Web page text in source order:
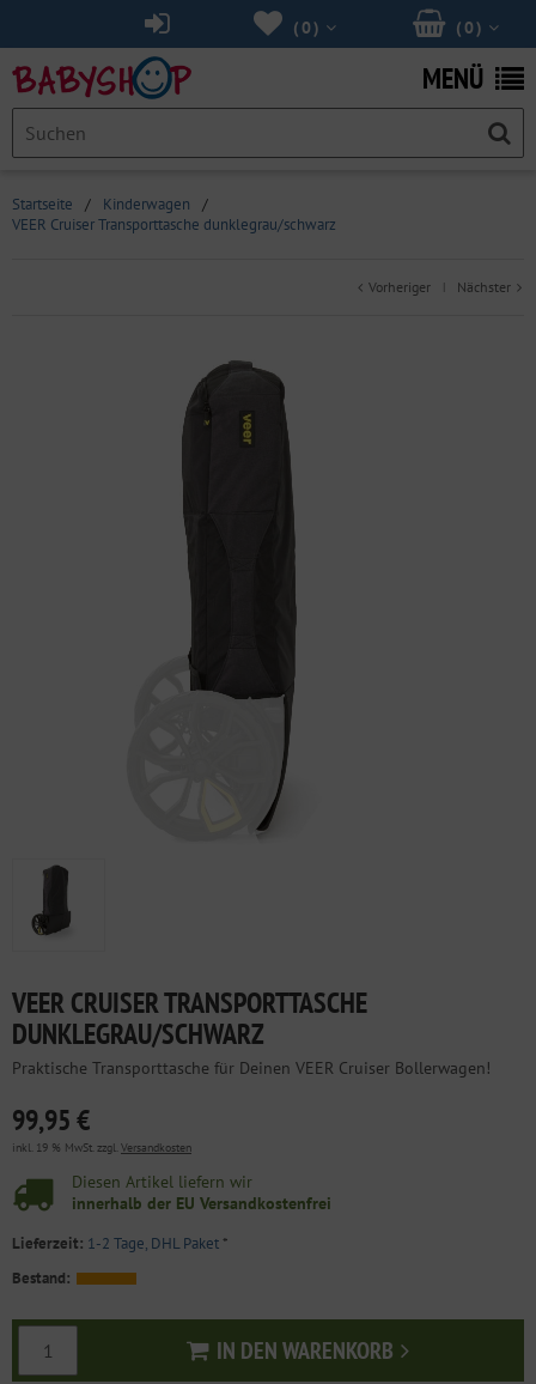
(0 )
(0 )
MENÜ
Startseite / Kinderwagen
/
VEER Cruiser Transporttasche dunklegrau/schwarz
Vorheriger | Nächster
VEER CRUISER TRANSPORTTASCHE
DUNKLEGRAU/SCHWARZ
Praktische Transporttasche für Deinen VEER Cruiser Bollerwagen!
99,95 €
inkl. 19 % MwSt. zzgl. Versandkosten
Diesen Artikel liefern wir
innerhalb der EU Versandkostenfrei
Lieferzeit: 1-2 Tage, DHL Paket*
Bestand:
IN DEN WARENKORB
In den Warenkorb